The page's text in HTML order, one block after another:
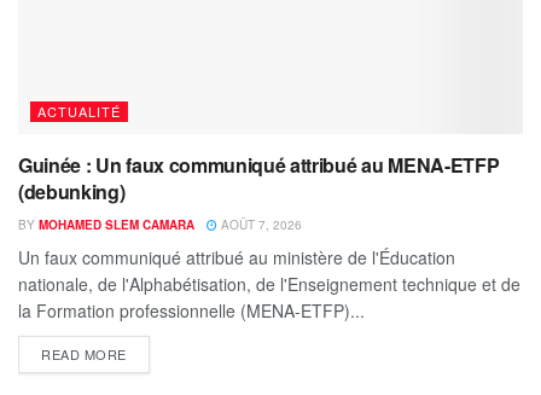
ACTUALITÉ
Guinée : Un faux communiqué attribué au MENA-ETFP
(debunking)
BY MOHAMED SLEM CAMARA AOÛT 7, 2026
Un faux communiqué attribué au ministère de l'Éducation
nationale, de l'Alphabétisation, de l'Enseignement technique et de
la Formation professionnelle (MENA-ETFP)...
READ MORE